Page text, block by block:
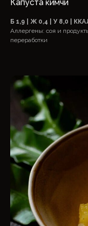
Капуста кимчи
Б 1,9 | Ж 0,4 | У 8,0 |
Аллергены: соя и
переработки